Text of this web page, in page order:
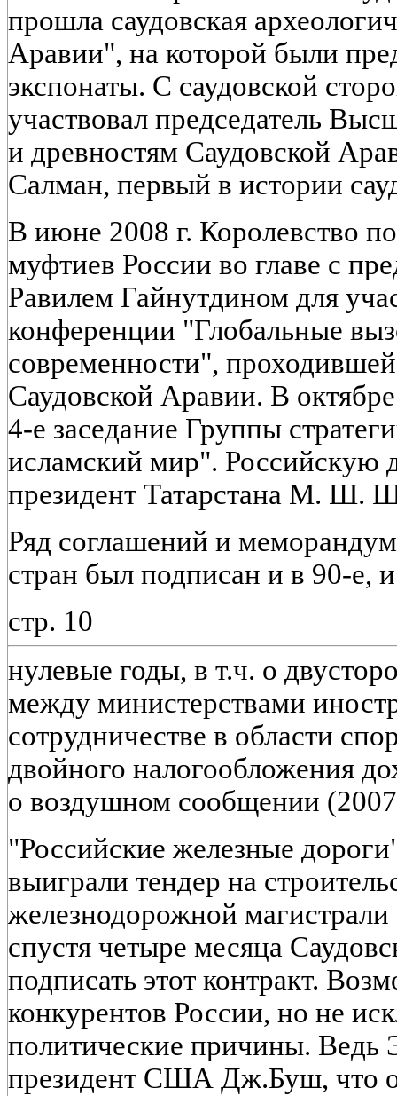
прошла саудовская
Аравии", на которой были
экспонаты. С саудовской
участвовал председатель
и древностям Саудовской
Салман, первый в истории
В июне 2008 г. Королевство
муфтиев России во главе с
Равилем Гайнутдином для
конференции "Глобальные
современности",
Саудовской Аравии. В
4-е заседание Группы
исламский мир". Российскую
президент Татарстана М. Ш.
Ряд соглашений и
стран был подписан и в 90-е,
стр. 10
нулевые годы, в т.ч. о
между министерствами
сотрудничестве в области
двойного налогообложения
о воздушном сообщении (2007
"Российские железные
выиграли тендер на
железнодорожной
спустя четыре месяца
подписать этот контракт.
конкурентов России, но не
политические причины. Ведь
президент США Дж.Буш, что